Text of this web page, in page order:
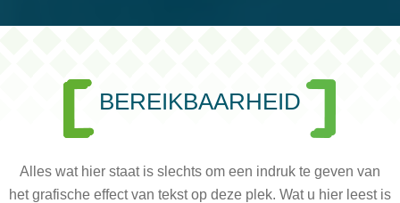
BEREIKBAARHEID
Alles wat hier staat is slechts om een indruk te geven van
het grafische effect van tekst op deze plek. Wat u hier leest is